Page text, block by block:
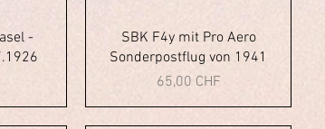
-
Vista rapida
SBK F4y mit Pro Aero
Sonderpostflug von 1941
Prezzo
65,00 CHF